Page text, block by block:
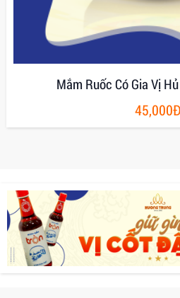
Mắm Ruốc Có Gia Vị
45,000Đ